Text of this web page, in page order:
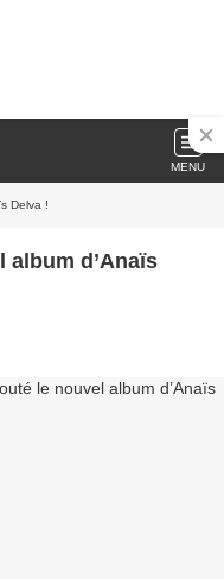
MENU
Delva !
album d’Anaïs